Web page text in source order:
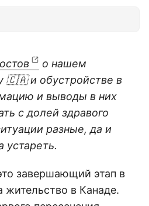
о нашем
🇨🇦 и обустройстве в
и выводы в них
с долей здравого
разные, да и
устареть.
завершающий этап в
в Канаде.